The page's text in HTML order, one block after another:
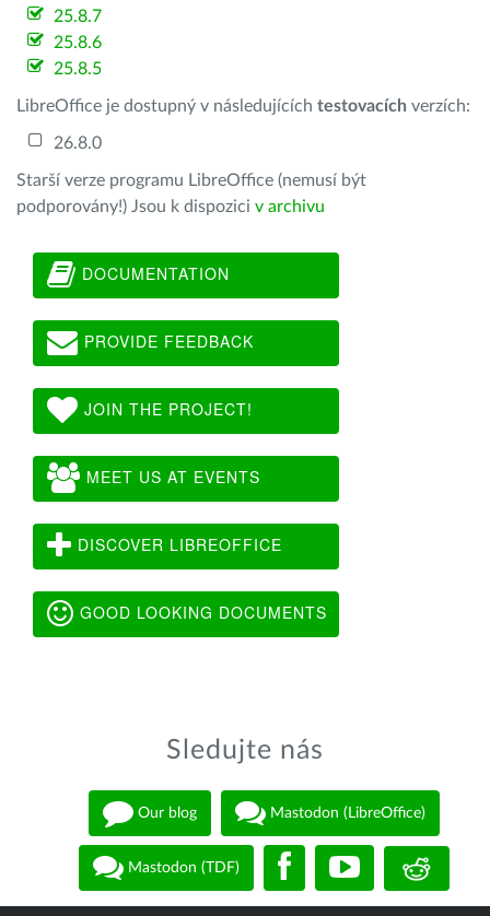
25.8.7
25.8.6
25.8.5
LibreOffice je dostupný v následujících testovacích verzích:
26.8.0
Starší verze programu LibreOffice (nemusí být
podporovány!) Jsou k dispozici v archivu
DOCUMENTATION
PROVIDE FEEDBACK
JOIN THE PROJECT!
MEET US AT EVENTS
DISCOVER LIBREOFFICE
GOOD LOOKING DOCUMENTS
Sledujte nás
Our blog Mastodon (LibreOffice)
Mastodon (TDF)